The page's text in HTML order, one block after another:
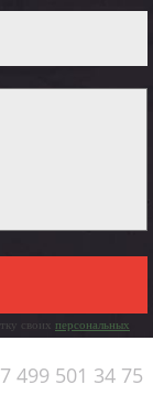
своих персональных
499 501 34 75